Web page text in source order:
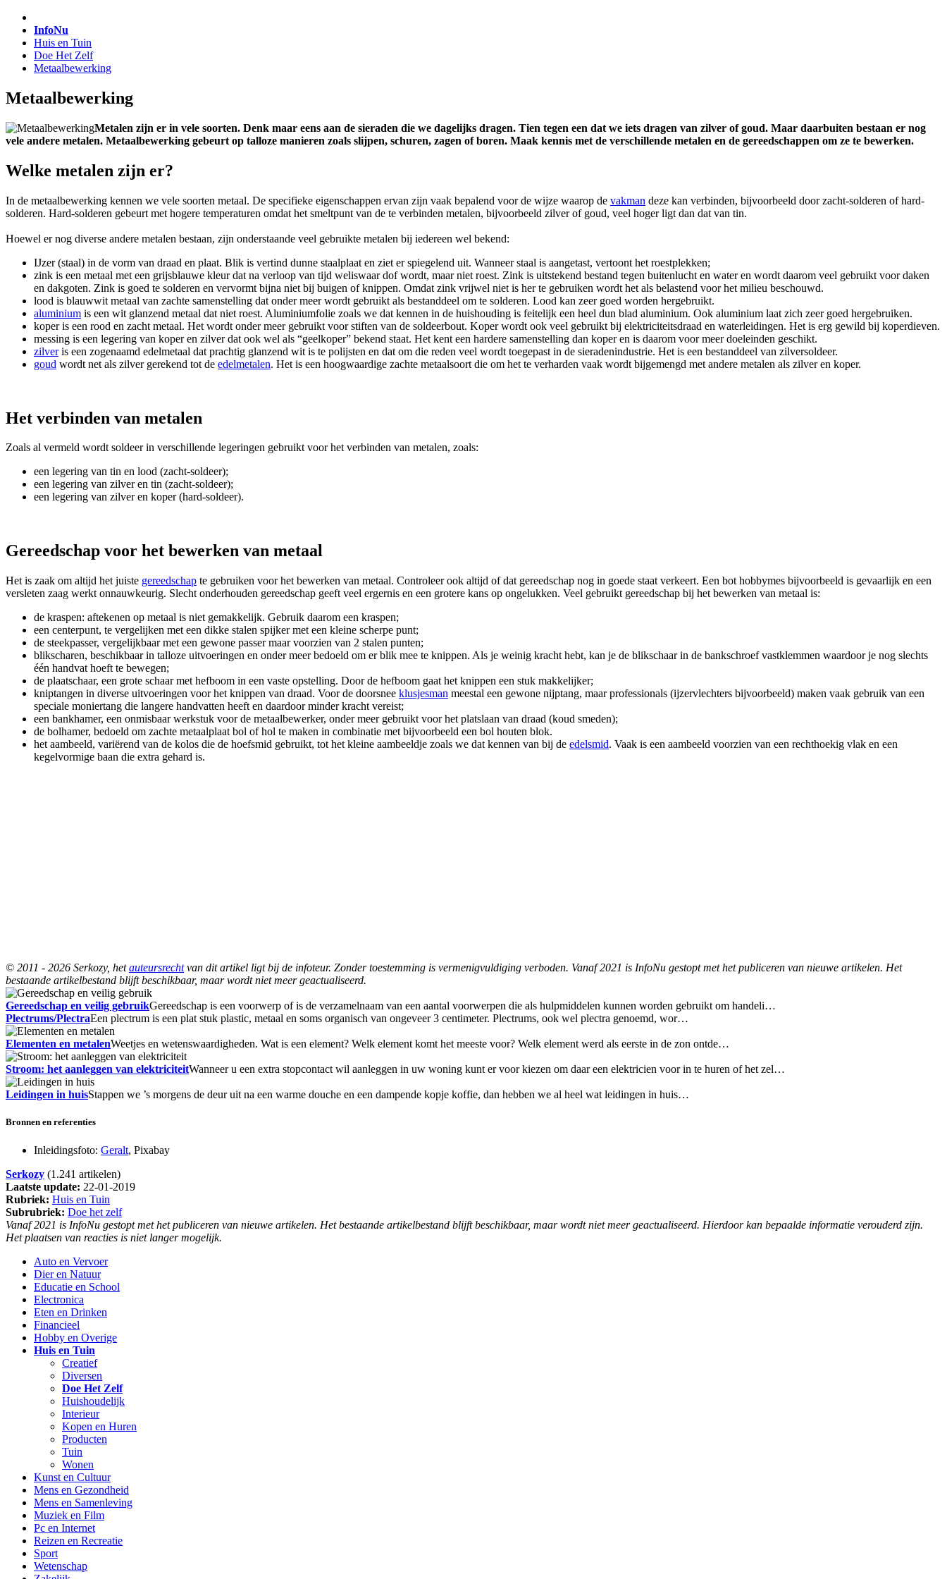
InfoNu
Huis en Tuin
Doe Het Zelf
Metaalbewerking
Metaalbewerking
Metalen zijn er in vele soorten. Denk maar eens aan de sieraden die we dagelijks dragen. Tien tegen een dat we iets dragen van zilver of goud. Maar daarbuiten bestaan er nog
vele andere metalen. Metaalbewerking gebeurt op talloze manieren zoals slijpen, schuren, zagen of boren. Maak kennis met de verschillende metalen en de gereedschappen om ze te bewerken.
Welke metalen zijn er?
In de metaalbewerking kennen we vele soorten metaal. De specifieke eigenschappen ervan zijn vaak bepalend voor de wijze waarop de vakman deze kan verbinden, bijvoorbeeld door zacht-solderen of hard-
solderen. Hard-solderen gebeurt met hogere temperaturen omdat het smeltpunt van de te verbinden metalen, bijvoorbeeld zilver of goud, veel hoger ligt dan dat van tin.
Hoewel er nog diverse andere metalen bestaan, zijn onderstaande veel gebruikte metalen bij iedereen wel bekend:
IJzer (staal) in de vorm van draad en plaat. Blik is vertind dunne staalplaat en ziet er spiegelend uit. Wanneer staal is aangetast, vertoont het roestplekken;
zink is een metaal met een grijsblauwe kleur dat na verloop van tijd weliswaar dof wordt, maar niet roest. Zink is uitstekend bestand tegen buitenlucht en water en wordt daarom veel gebruikt voor daken
en dakgoten. Zink is goed te solderen en vervormt bijna niet bij buigen of knippen. Omdat zink vrijwel niet is her te gebruiken wordt het als belastend voor het milieu beschouwd.
lood is blauwwit metaal van zachte samenstelling dat onder meer wordt gebruikt als bestanddeel om te solderen. Lood kan zeer goed worden hergebruikt.
aluminium is een wit glanzend metaal dat niet roest. Aluminiumfolie zoals we dat kennen in de huishouding is feitelijk een heel dun blad aluminium. Ook aluminium laat zich zeer goed hergebruiken.
koper is een rood en zacht metaal. Het wordt onder meer gebruikt voor stiften van de soldeerbout. Koper wordt ook veel gebruikt bij elektriciteitsdraad en waterleidingen. Het is erg gewild bij koperdieven.
messing is een legering van koper en zilver dat ook wel als “geelkoper” bekend staat. Het kent een hardere samenstelling dan koper en is daarom voor meer doeleinden geschikt.
zilveris een zogenaamd edelmetaal dat prachtig glanzend wit is te polijsten en dat om die reden veel wordt toegepast in de sieradenindustrie. Het is een bestanddeel van zilversoldeer.
goud wordt net als zilver gerekend tot de edelmetalen. Het is een hoogwaardige zachte metaalsoort die om het te verharden vaak wordt bijgemengd met andere metalen als zilver en koper.
Het verbinden van metalen
Zoals al vermeld wordt soldeer in verschillende legeringen gebruikt voor het verbinden van metalen, zoals:
een legering van tin en lood (zacht-soldeer);
een legering van zilver en tin (zacht-soldeer);
een legering van zilver en koper (hard-soldeer).
Gereedschap voor het bewerken van metaal
Het is zaak om altijd het juiste gereedschap te gebruiken voor het bewerken van metaal. Controleer ook altijd of dat gereedschap nog in goede staat verkeert. Een bot hobbymes bijvoorbeeld is gevaarlijk en een
versleten zaag werkt onnauwkeurig. Slecht onderhouden gereedschap geeft veel ergernis en een grotere kans op ongelukken. Veel gebruikt gereedschap bij het bewerken van metaal is:
de kraspen: aftekenen op metaal is niet gemakkelijk. Gebruik daarom een kraspen;
een centerpunt, te vergelijken met een dikke stalen spijker met een kleine scherpe punt;
de steekpasser, vergelijkbaar met een gewone passer maar voorzien van 2 stalen punten;
blikscharen, beschikbaar in talloze uitvoeringen en onder meer bedoeld om er blik mee te knippen. Als je weinig kracht hebt, kan je de blikschaar in de bankschroef vastklemmen waardoor je nog slechts
één handvat hoeft te bewegen;
de plaatschaar, een grote schaar met hefboom in een vaste opstelling. Door de hefboom gaat het knippen een stuk makkelijker;
kniptangen in diverse uitvoeringen voor het knippen van draad. Voor de doorsnee klusjesman meestal een gewone nijptang, maar professionals (ijzervlechters bijvoorbeeld) maken vaak gebruik van een
speciale moniertang die langere handvatten heeft en daardoor minder kracht vereist;
een bankhamer, een onmisbaar werkstuk voor de metaalbewerker, onder meer gebruikt voor het platslaan van draad (koud smeden);
de bolhamer, bedoeld om zachte metaalplaat bol of hol te maken in combinatie met bijvoorbeeld een bol houten blok.
het aambeeld, variërend van de kolos die de hoefsmid gebruikt, tot het kleine aambeeldje zoals we dat kennen van bij de edelsmid. Vaak is een aambeeld voorzien van een rechthoekig vlak en een
kegelvormige baan die extra gehard is.
© 2011 - 2026 Serkozy, hetauteursrechtvan dit artikel ligt bij de infoteur. Zonder toestemming is vermenigvuldiging verboden. Vanaf 2021 is InfoNu gestopt met het publiceren van nieuwe artikelen. Het
bestaande artikelbestand blijft beschikbaar, maar wordt niet meer geactualiseerd.
Gereedschap en veilig gebruikGereedschap is een voorwerp of is de verzamelnaam van een aantal voorwerpen die als hulpmiddelen kunnen worden gebruikt om handeli…
Plectrums/PlectraEen plectrum is een plat stuk plastic, metaal en soms organisch van ongeveer 3 centimeter. Plectrums, ook wel plectra genoemd, wor…
Elementen en metalenWeetjes en wetenswaardigheden. Wat is een element? Welk element komt het meeste voor? Welk element werd als eerste in de zon ontde…
Stroom: het aanleggen van elektriciteitWanneer u een extra stopcontact wil aanleggen in uw woning kunt er voor kiezen om daar een elektricien voor in te huren of het zel…
Leidingen in huisStappen we ’s morgens de deur uit na een warme douche en een dampende kopje koffie, dan hebben we al heel wat leidingen in huis…
Bronnen en referenties
Inleidingsfoto: Geralt, Pixabay
Serkozy (1.241 artikelen)
Laatste update: 22-01-2019
Rubriek: Huis en Tuin
Subrubriek: Doe het zelf
Vanaf 2021 is InfoNu gestopt met het publiceren van nieuwe artikelen. Het bestaande artikelbestand blijft beschikbaar, maar wordt niet meer geactualiseerd. Hierdoor kan bepaalde informatie verouderd zijn.
Het plaatsen van reacties is niet langer mogelijk.
Auto en Vervoer
Dier en Natuur
Educatie en School
Electronica
Eten en Drinken
Financieel
Hobby en Overige
Huis en Tuin
Creatief
Diversen
Doe Het Zelf
Huishoudelijk
Interieur
Kopen en Huren
Producten
Tuin
Wonen
Kunst en Cultuur
Mens en Gezondheid
Mens en Samenleving
Muziek en Film
Pc en Internet
Reizen en Recreatie
Sport
Wetenschap